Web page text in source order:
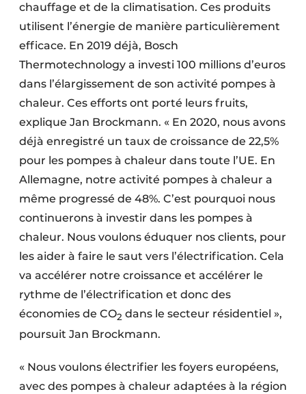
chauffage et de la climatisation. Ces produits
utilisent l’énergie de manière particulièrement
efficace. En 2019 déjà, Bosch
Thermotechnology a investi 100 millions d’euros
dans l’élargissement de son activité pompes à
chaleur. Ces efforts ont porté leurs fruits,
explique Jan Brockmann. « En 2020, nous avons
déjà enregistré un taux de croissance de 22,5%
pour les pompes à chaleur dans toute l’UE. En
Allemagne, notre activité pompes à chaleur a
même progressé de 48%. C’est pourquoi nous
continuerons à investir dans les pompes à
chaleur. Nous voulons éduquer nos clients, pour
les aider à faire le saut vers l’électrification. Cela
va accélérer notre croissance et accélérer le
rythme de l’électrification et donc des
économies de CO2 dans le secteur résidentiel »,
poursuit Jan Brockmann.
« Nous voulons électrifier les foyers européens,
avec des pompes à chaleur adaptées à la région